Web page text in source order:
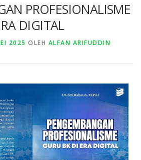
TERBITAN BARU
PROFESIONALISME
DIGITAL
2025 OLEH ALFAN ARIFUDDIN